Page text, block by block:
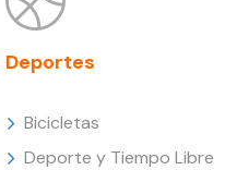
Deportes
Bicicletas
Deporte y Tiempo Libre